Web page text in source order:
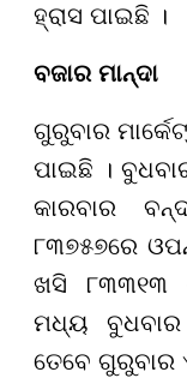
ହ୍ରାସ ପାଇଛି ।
ବଜାର ମାନ୍ଦା
ଗୁରୁବାର
ପାଇଛି ।
କାରବାର
୮୩୭୫୭ରେ
ଖସି ୮୩୩୧୩
ମଧ୍ୟ ବୁଧବାର
ତେବେ ଗୁରୁବାର